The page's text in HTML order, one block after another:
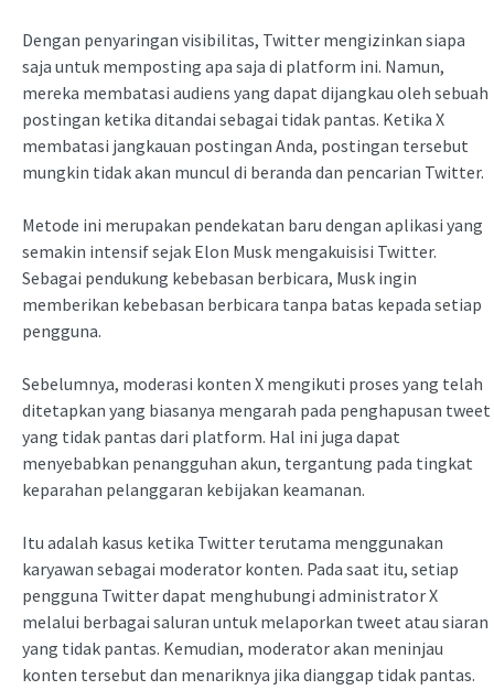
Dengan penyaringan visibilitas, Twitter mengizinkan siapa
saja untuk memposting apa saja di platform ini. Namun,
mereka membatasi audiens yang dapat dijangkau oleh sebuah
postingan ketika ditandai sebagai tidak pantas. Ketika X
membatasi jangkauan postingan Anda, postingan tersebut
mungkin tidak akan muncul di beranda dan pencarian Twitter.
Metode ini merupakan pendekatan baru dengan aplikasi yang
semakin intensif sejak Elon Musk mengakuisisi Twitter.
Sebagai pendukung kebebasan berbicara, Musk ingin
memberikan kebebasan berbicara tanpa batas kepada setiap
pengguna.
Sebelumnya, moderasi konten X mengikuti proses yang telah
ditetapkan yang biasanya mengarah pada penghapusan tweet
yang tidak pantas dari platform. Hal ini juga dapat
menyebabkan penangguhan akun, tergantung pada tingkat
keparahan pelanggaran kebijakan keamanan.
Itu adalah kasus ketika Twitter terutama menggunakan
karyawan sebagai moderator konten. Pada saat itu, setiap
pengguna Twitter dapat menghubungi administrator X
melalui berbagai saluran untuk melaporkan tweet atau siaran
yang tidak pantas. Kemudian, moderator akan meninjau
konten tersebut dan menariknya jika dianggap tidak pantas.